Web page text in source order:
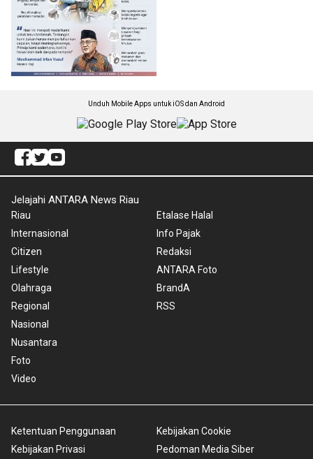
Unduh Mobile Apps untuk iOS dan Android
Jelajahi ANTARA News Riau
Riau
Internasional
Citizen
Lifestyle
Olahraga
Regional
Nasional
Nusantara
Foto
Video
Etalase Halal
Info Pajak
Redaksi
ANTARA Foto
BrandA
RSS
Ketentuan Penggunaan
Kebijakan Privasi
Kebijakan Cookie
Pedoman Media Siber